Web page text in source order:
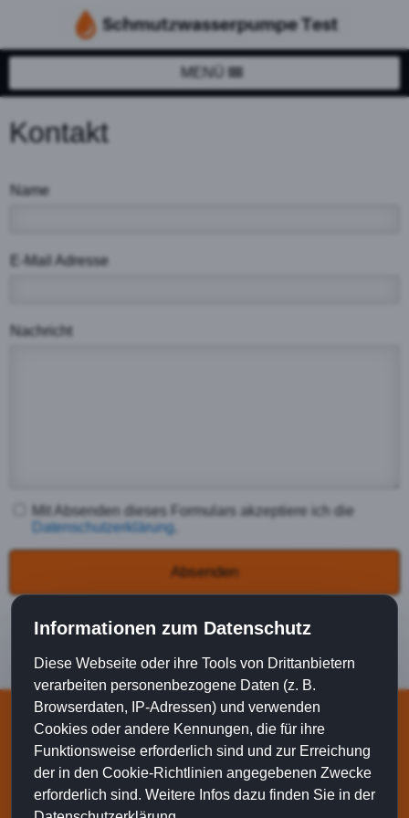
MENÜ
Kontakt
Name
E-Mail Adresse
Nachricht
Mit Absenden dieses Formulars akzeptiere ich die
Datenschutzerklärung.
Absenden
© 2019 - 2026Schmutzwasserpumpe Test |Kontakt
Hinweis: Wir verlinken mit Affiliate-Links (mit * gekennzeichnet) auf Amazon
und ausgewählte Online-Shops. Wenn Sie auf einen der Produktlinks
klicken und ein Produkt kaufen, erhalten wir hierfür bei einem qualifizierten
Informationen zum Datenschutz
Diese Webseite oder ihre Tools von Drittanbietern
verarbeiten personenbezogene Daten (z. B.
Browserdaten, IP-Adressen) und verwenden
Cookies oder andere Kennungen, die für ihre
Funktionsweise erforderlich sind und zur Erreichung
der in den Cookie-Richtlinien angegebenen Zwecke
erforderlich sind. Weitere Infos dazu finden Sie in der